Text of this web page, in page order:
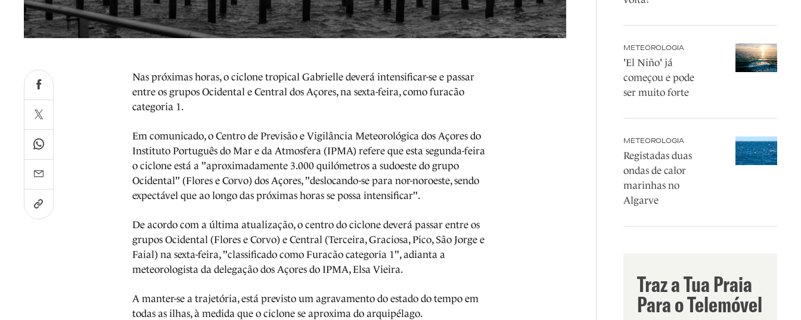
Nas próximas horas, o ciclone tropical Gabrielle deverá intensificar-se e passar
entre os grupos Ocidental e Central dos Açores, na sexta-feira, como furacão
categoria 1.
Em comunicado, o Centro de Previsão e Vigilância Meteorológica dos Açores do
Instituto Português do Mar e da Atmosfera (IPMA) refere que esta segunda-feira
o ciclone está a "aproximadamente 3.000 quilómetros a sudoeste do grupo
Ocidental" (Flores e Corvo) dos Açores, "deslocando-se para nor-noroeste, sendo
expectável que ao longo das próximas horas se possa intensificar".
De acordo com a última atualização, o centro do ciclone deverá passar entre os
grupos Ocidental (Flores e Corvo) e Central (Terceira, Graciosa, Pico, São Jorge e
Faial) na sexta-feira, "classificado como Furacão categoria 1", adianta a
meteorologista da delegação dos Açores do IPMA, Elsa Vieira.
A manter-se a trajetória, está previsto um agravamento do estado do tempo em
todas as ilhas, à medida que o ciclone se aproxima do arquipélago.
METEOROLOGIA
'El Niño' já
começou e pode
ser muito forte
METEOROLOGIA
Registadas duas
ondas de calor
marinhas no
Algarve
Traz a Tua Praia
Para o Telemóvel